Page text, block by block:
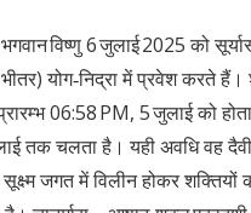
विष्णु 6 जुलाई 2025 को
योग‑निद्रा में प्रवेश करते हैं।
06:58 PM, 5 जुलाई को
तक चलता है। यही अवधि वह
जगत में विलीन होकर शक्तियों